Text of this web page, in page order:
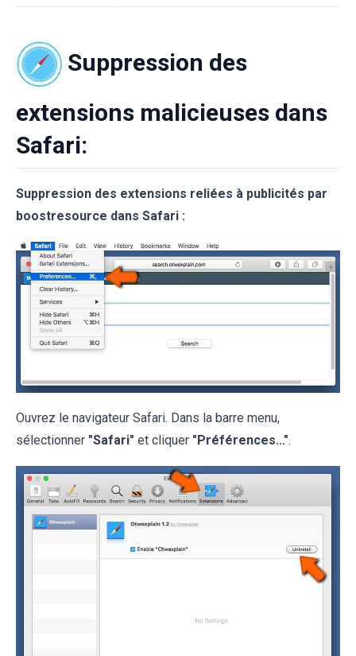
Suppression des
extensions malicieuses dans
Safari:
Suppression des extensions reliées à publicités par
boostresource dans Safari :
Ouvrez le navigateur Safari. Dans la barre menu,
sélectionner "Safari" et cliquer "Préférences...".